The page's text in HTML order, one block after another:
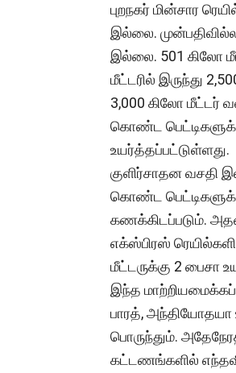
புறநகர் மின்சார
இல்லை.
இல்லை. 501 கிலோ
மீட்டரில் இருந்து
3,000 கிலோ மீட்டர்
கொண்ட
உயர்த்தப்பட்டுள்ளது.
குளிர்சாதன வசதி
கொண்ட
கணக்கிடப்படும்.
எக்ஸ்பிரஸ்
மீட்டருக்கு 2 பைசா
இந்த
பாரத், அந்தியோதயா
பொருந்தும்.
கட்டணங்களில்